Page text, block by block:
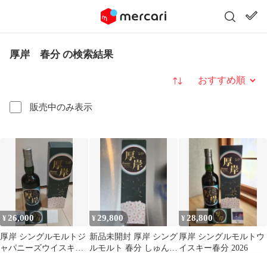
厚岸 春分 の検索結果
販売中のみ表示
並び替え
¥ 26,000
厚岸 シングルモルトジ
ャパニーズウイスキー
¥ 29,800
新品未開封 厚岸 シング
ルモルト 春分 しゅんぶ
¥ 28,800
厚岸 シングルモルトウ
イスキー春分 2026